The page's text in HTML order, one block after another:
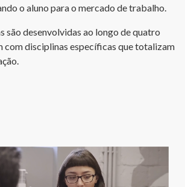
o aluno para o mercado de trabalho.
são desenvolvidas ao longo de quatro
com disciplinas específicas que totalizam